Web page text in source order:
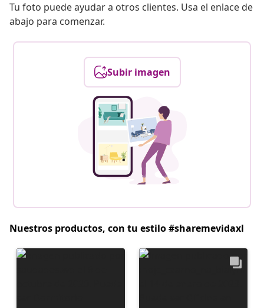
Tu foto puede ayudar a otros clientes. Usa el enlace de
abajo para comenzar.
Subir imagen
Nuestros productos, con tu estilo #sharemevidaxl